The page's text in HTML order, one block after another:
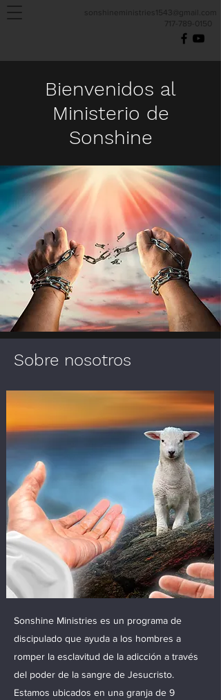
sonshineministries1543@gmail.com
717-789-0150
Bienvenidos al
Ministerio de
Sonshine
Sobre nosotros
Sonshine Ministries es un programa de
discipulado que ayuda a los hombres a
romper la esclavitud de la adicción a través
del poder de la sangre de Jesucristo.
Estamos ubicados en una granja de 9